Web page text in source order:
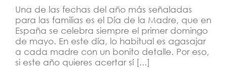
Una de las fechas del año más señaladas
para las familias es el Día de la Madre, que en
España se celebra siempre el primer domingo
de mayo. En este día, lo habitual es agasajar
a cada madre con un bonito detalle. Por eso,
si este año quieres acertar sí [...]